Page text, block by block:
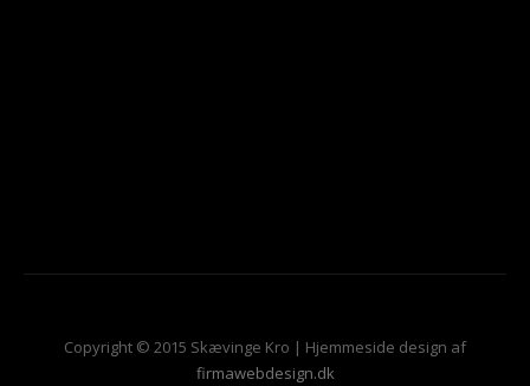
Copyright © 2015 Skævinge Kro | Hjemmeside design af
firmawebdesign.dk